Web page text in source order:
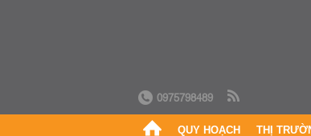
0975798489
QUY HOẠCH THỊ